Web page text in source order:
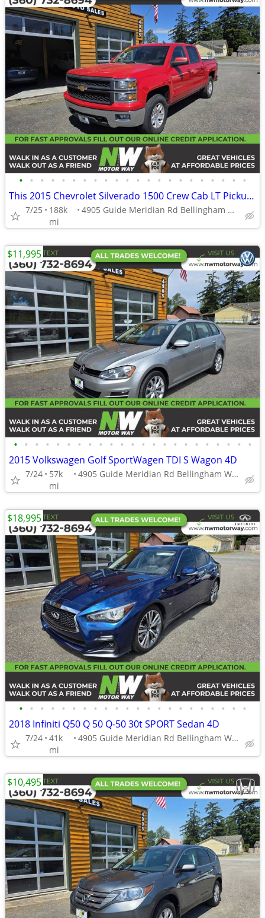
• • • • • • • • • • • • • • • • • • • • • •
This 2015 Chevrolet Silverado 1500 Crew Cab LT Pickup 4D 5 34 ft Picku
7/25
188k
mi
4905 Guide Meridian Rd Bellingham WA 98226
• • • • • • • • • • • • • • • • • • • • • • •
2015 Volkswagen Golf SportWagen TDI S Wagon 4D
7/24
57k
mi
4905 Guide Meridian Rd Bellingham WA 98226
$11,995
• • • • • • • • • • • • • • • • • • • • • •
2018 Infiniti Q50 Q 50 Q-50 30t SPORT Sedan 4D
7/24 41k
mi
4905 Guide Meridian Rd Bellingham WA 98226
$18,995
$10,495